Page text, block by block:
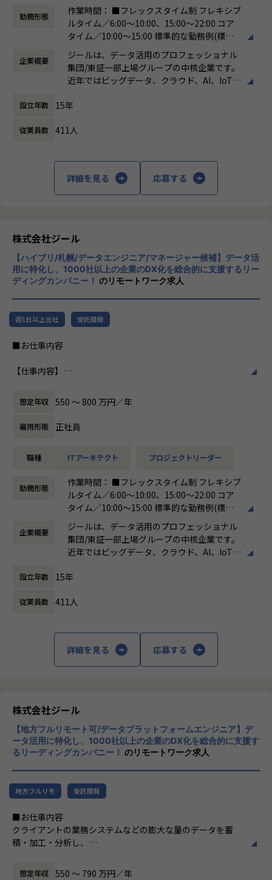
・お客様環境とは別に、0-WAN独自の検証環境もあり、必要
に応じて利用することが出来ます。
・チームメンバーのバックグラウンドを活かして、多様な視
点から意見を出し、品質を高めています
◎ワークライフバランス
・平均残業時間は20h/月、案件によっては夜間作業などによ
り残業時間が多くなる場合もあります。深夜帯には加算があ
ります。
・コミュニケーションは主にSlackにて行い、必要に応じて
オンラインミーティングを行います。
◎募集部門の紹介
ゼロトラスト事業の拡大～立ち上げから1年とこれからの挑
◎募集背景
現在案件数も増加傾向にあり、チームメンバーの増員へ向け
て一緒に働く仲間を募集しております。
特にゼロトラストセキュリティに特化した事業に取り組んで
豊富なため、ゼロトラストセキュリティ案件のPM/PL経験も
養う事が可能です。
常に最新の情報をキャッチアップし、学習意欲が高く、積極
く、DB、インフラ、プロジェクト管理、エンドユーザーと
のコミュニケーション能力など、幅広い経験に基づくスキル
アップ・キャリアアップが可能な環境です。
●エンドユーザー様と直接やり取りをする立場であり、要件
定義など上流工程に携われます。
適正に応じて、会社の指示する業務への異動を命じることが
勤務形態
作業時間： ■フレックスタイム制 フレキシブ
ルタイム／6:00～10:00、15:00～22:00 コア
タイム／10:00～15:00 標準的な勤務例(標準
労働時間)／9:00～18:00
働き方：フレックス制（コアタイムあり）
時間外労働の有無： 有（月平均19時間）
休憩時間： 60分
企業概要
ジールは、データ活用のプロフェッショナル
集団/東証一部上場グループの中核企業です。
近年ではビッグデータ、クラウド、AI、IoTを
する立場にスコープを拡張しています。
顧客の大半は大手企業となっており、30年以
■Mission：専門性と技術力、高度な分析ノ
ズに応えるため、私たちは「プロフェッショ
ナルサービスの大衆化」をミッションとして
掲げております。高い専門性を持った技術
力、深い経験から得られた多様性のある高度
な分析力をハイクオリティ＆ローコストで提
供することで、企業の競争優位確保に貢献す
ることを私たちは使命としております。
員全員が燃える会社」を目指しています。理
展する企業です。そして、社員全員が燃え続
ます。お客様に対する長期的な貢献を果たす
設立年数 15年
従業員数 411人
詳細を見る 応募する
株式会社ジール
【ハイブリ/札幌/データエンジニア/マネージャー候補】データ活
用に特化し、1000社以上の企業のDX化を総合的に支援するリー
ディングカンパニー！ のリモートワーク求人
週1日以上出社 受託開発
■お仕事内容
【仕事内容】
するため、ビックデータの活用支援を行います。データ蓄
積・加工・分析し、経営層の意思決定に活用する BI(Busines
s Intelligence）やAzure、AWS、GCPなどのクラウド、AI、
機械学習などを含むデータプラットフォームの導入から実行
ィスにて事業、そして組織拡大に貢献いただきたいと考えて
●直案件が多く、エンドユーザー様とのやり取りも多く発生
します。クライアントの要望に沿ったデータプラットフォー
ムの企画、設計、実装まで、プロジェクトに一気通貫で関わ
って頂きます。
●主に要件定義からテストまでお任せします。開発だけでな
のコミュニケーション能力など、幅広い経験に基づくスキル
●エンドユーザー様と直接やり取りをする立場であり、要件
【ポジションの魅力】
●北海道拠点でも顧客は東京本社と同様で、大手企業を中心
とした企業様のデータやDX推進に触れる機会も多く、東京で
【募集背景】
ジールの成長拡大、そして市場の成長性にこたえるための採
用になります。働く地域を理由とした就業の制限をなくし、
りつつ、大手企業のデータプラットフォーム案件の中核とな
【業務の変更の範囲】
適正に応じて、会社の指示する業務への異動を命じることが
想定年収 550 〜 800 万円／年
雇用形態 正社員
職種 ITアーキテクト プロジェクトリーダー
勤務形態
作業時間： ■フレックスタイム制 フレキシブ
ルタイム／6:00～10:00、15:00～22:00 コア
タイム／10:00～15:00 標準的な勤務例(標準
労働時間)／9:00～18:00
働き方：フレックス制（コアタイムあり）
時間外労働の有無： 有（月平均19時間）
休憩時間： 60分
企業概要
ジールは、データ活用のプロフェッショナル
集団/東証一部上場グループの中核企業です。
近年ではビッグデータ、クラウド、AI、IoTを
する立場にスコープを拡張しています。
顧客の大半は大手企業となっており、30年以
■Mission：専門性と技術力、高度な分析ノ
ズに応えるため、私たちは「プロフェッショ
ナルサービスの大衆化」をミッションとして
掲げております。高い専門性を持った技術
力、深い経験から得られた多様性のある高度
な分析力をハイクオリティ＆ローコストで提
供することで、企業の競争優位確保に貢献す
ることを私たちは使命としております。
造」を掲げて、理想企業の創造に向け、「社
員全員が燃える会社」を目指しています。理
展する企業です。そして、社員全員が燃え続
設立年数 15年
従業員数 411人
詳細を見る 応募する
株式会社ジール
【地方フルリモート可/データプラットフォームエンジニア】デ
ータ活用に特化し、1000社以上の企業のDX化を総合的に支援す
るリーディングカンパニー！ のリモートワーク求人
地方フルリモ 受託開発
■お仕事内容
クライアントの業務システムなどの膨大な量のデータを蓄
積・加工・分析し、
含むデータプラットフォームの導入から実行支援までを行っ
想定年収 550 〜 790 万円／年